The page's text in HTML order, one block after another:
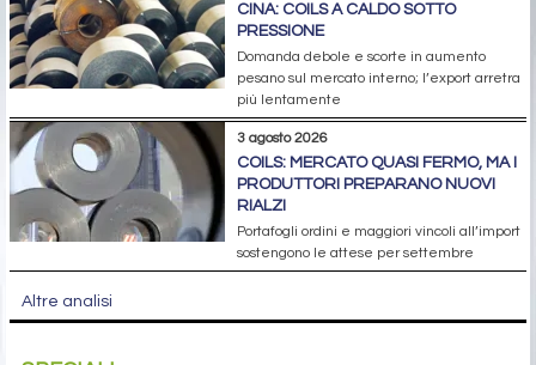
CINA: COILS A CALDO SOTTO
PRESSIONE
Domanda debole e scorte in aumento
pesano sul mercato interno; l’export arretra
più lentamente
3 agosto 2026
COILS: MERCATO QUASI FERMO, MA I
PRODUTTORI PREPARANO NUOVI
RIALZI
Portafogli ordini e maggiori vincoli all’import
sostengono le attese per settembre
Altre analisi